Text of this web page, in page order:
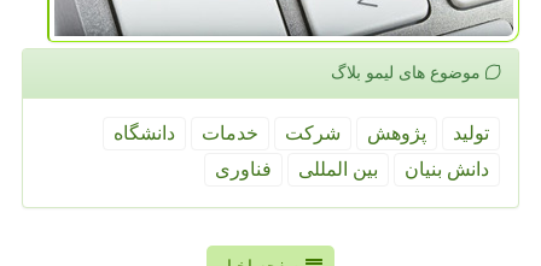
موضوع های لیمو بلاگ
تولید پژوهش شركت خدمات
دانشگاه
دانش بنیان
بین المللی فناوری